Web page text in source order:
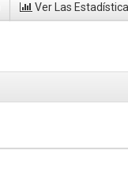
Ver Las